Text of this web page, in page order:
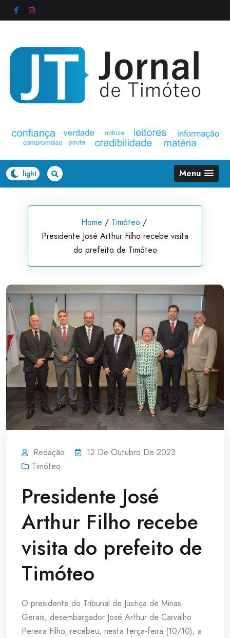
to
Menu
Home / Timóteo /
Presidente José Arthur Filho recebe visita
do prefeito de Timóteo
Redação
12 De Outubro De 2023
Timóteo
Presidente José
Arthur Filho recebe
visita do prefeito de
Timóteo
O presidente do Tribunal de Justiça de Minas
Gerais, desembargador José Arthur de Carvalho
Pereira Filho, recebeu, nesta terça-feira (10/10), a